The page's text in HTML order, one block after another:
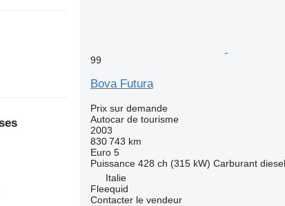
99
Bova Futura
Prix sur demande
Autocar de tourisme
2003
830 743 km
Euro 5
Puissance 428 ch (315 kW) Carburant diesel
Italie
Fleequid
Contacter le vendeur